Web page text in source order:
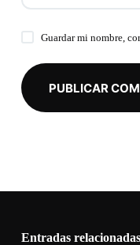
Guardar mi nombre,
PUBLICAR
Entradas relacionadas